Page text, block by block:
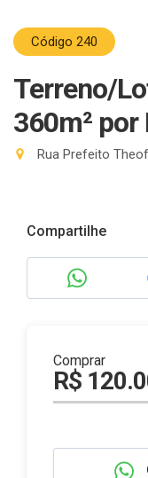
Código 240
Terreno/
360m² por
Rua Prefeito
Compartilhe
Comprar
R$